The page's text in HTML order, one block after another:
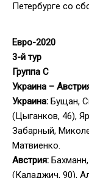
Петербурге со
Евро-2020
3-й тур
Группа С
Украина –
Украина: Бущан,
(Цыганков, 46),
Забарный,
Матвиенко.
Австрия:
(Каладжич, 90),